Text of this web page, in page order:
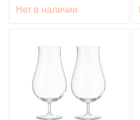
Нет в наличии